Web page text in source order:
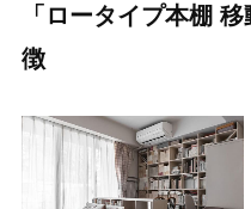
「ロータイプ本棚
徴